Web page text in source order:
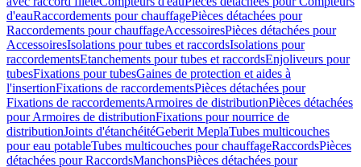
d'eauRaccordements pour chauffagePièces détachées pour
Raccordements pour chauffageAccessoiresPièces détachées pour
AccessoiresIsolations pour tubes et raccordsIsolations pour
raccordementsEtanchements pour tubes et raccordsEnjoliveurs pour
tubesFixations pour tubesGaines de protection et aides à
l'insertionFixations de raccordementsPièces détachées pour
Fixations de raccordementsArmoires de distributionPièces détachées
pour Armoires de distributionFixations pour nourrice de
distributionJoints d'étanchéitéGeberit MeplaTubes multicouches
pour eau potableTubes multicouches pour chauffageRaccordsPièces
détachées pour RaccordsManchonsPièces détachées pour